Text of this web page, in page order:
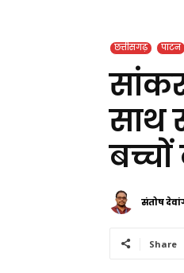
छत्तीसगढ़ पाटन
साथ
संतोष
Share